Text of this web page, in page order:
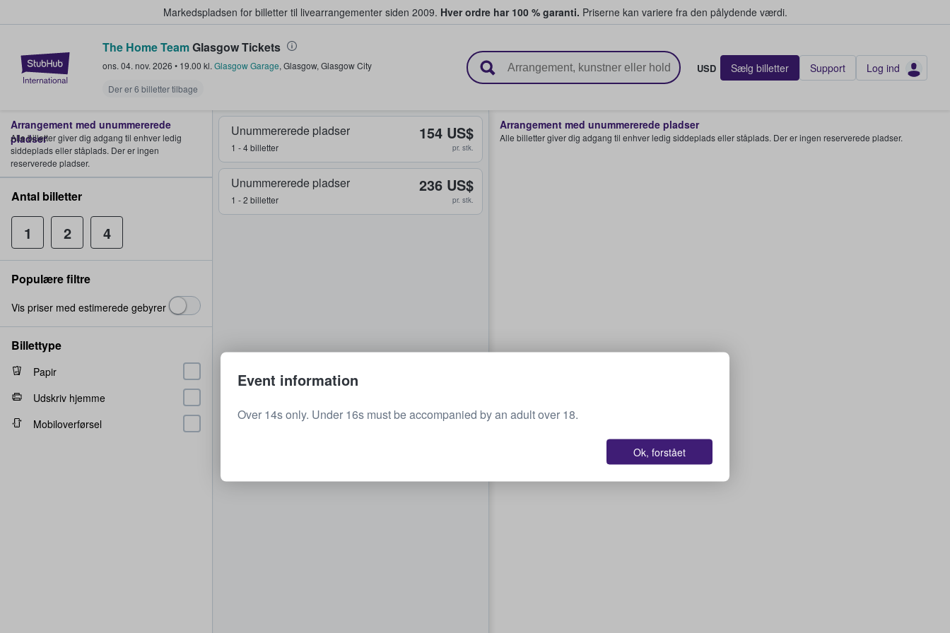
Markedspladsen for billetter til livearrangementer siden 2009. Hver ordre har 100 % garanti. Priserne kan variere fra den pålydende værdi.
StubHub - Hvor fans køber og sælger billetter
The Home TeamGlasgow Tickets
ons. 04. nov. 2026 • 19.00 kl. Glasgow Garage, Glasgow, Glasgow City
Der er 6 billetter tilbage
USD Sælg billetter Support Log ind
Unummererede pladser
1 - 4 billetter
154 US$
pr. stk.
Unummererede pladser
1 - 2 billetter
236 US$
pr. stk.
Arrangement med unummererede pladser
Alle billetter giver dig adgang til enhver ledig siddeplads eller ståplads. Der er ingen reserverede pladser.
Arrangement med unummererede
pladser
Alle billetter giver dig adgang til enhver ledig
siddeplads eller ståplads. Der er ingen
reserverede pladser.
Antal billetter
1 2 4
Populære filtre
Vis priser med estimerede gebyrer
Billettype
Papir
Udskriv hjemme
Mobiloverførsel
Event information
Over 14s only. Under 16s must be accompanied by an adult over 18.
Ok, forstået